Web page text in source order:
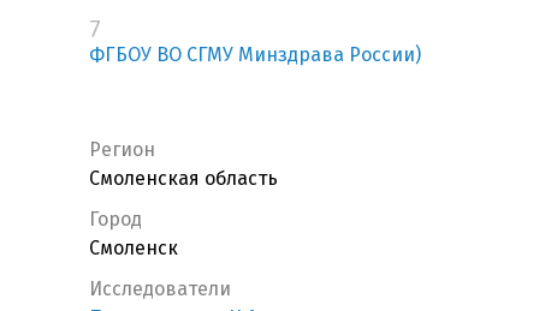
7
ФГБОУ ВО СГМУ Минздрава России)
Регион
Смоленская область
Город
Смоленск
Исследователи